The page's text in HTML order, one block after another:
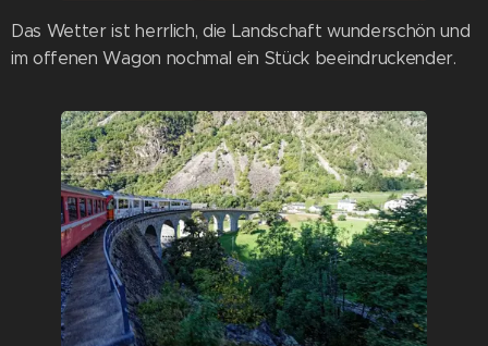
Das Wetter ist herrlich, die Landschaft wunderschön und
im offenen Wagon nochmal ein Stück beeindruckender.